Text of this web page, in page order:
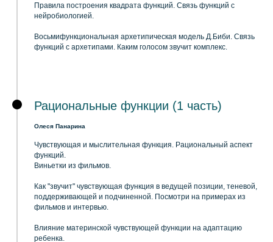
Правила построения квадрата функций. Связь функций с
нейробиологией.
Восьмифункциональная архетипическая модель Д.Биби. Связь
функций с архетипами. Каким голосом звучит комплекс.
Рациональные функции (1 часть)
Олеся Панарина
Чувствующая и мыслительная функция. Рациональный аспект
функций.
Виньетки из фильмов.
Как "звучит" чувствующая функция в ведущей позиции, теневой,
поддерживающей и подчиненной. Посмотри на примерах из
фильмов и интервью.
Влияние материнской чувствующей функции на адаптацию
ребенка.